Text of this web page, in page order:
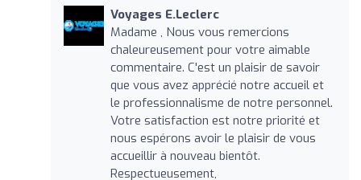
Voyages E.Leclerc
Madame , Nous vous remercions
chaleureusement pour votre aimable
commentaire. C'est un plaisir de savoir
que vous avez apprécié notre accueil et
le professionnalisme de notre personnel.
Votre satisfaction est notre priorité et
nous espérons avoir le plaisir de vous
accueillir à nouveau bientôt.
Respectueusement,